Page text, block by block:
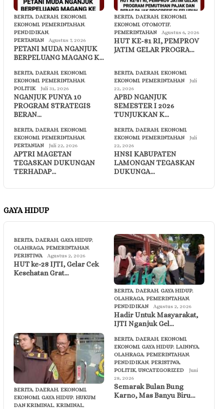
BERITA, DAERAH, EKONOMI,
EKONOMI, PEMERINTAHAN,
PENDIDIKAN,
PERTANIAN
Agustus 7, 2026
PETANI MUDA NGANJUK
BERPELUANG MAGANG K…
BERITA, DAERAH, EKONOMI,
EKONOMI, OTOMOTIF,
PEMERINTAHAN
Agustus 6, 2026
HUT KE-81 RI, PEMPROV
JATIM GELAR PROGRA…
BERITA, DAERAH, EKONOMI,
EKONOMI, PEMERINTAHAN,
POLITIK
Juli 31, 2026
NGANJUK PUNYA 10
PROGRAM STRATEGIS
BERAN…
BERITA, DAERAH, EKONOMI,
EKONOMI, PEMERINTAHAN
Juli
22, 2026
APBD NGANJUK
SEMESTER I 2026
TUNJUKKAN K…
BERITA, DAERAH, EKONOMI,
EKONOMI, PEMERINTAHAN,
PERTANIAN
Juli 22, 2026
APTRI MAGETAN
TEGASKAN DUKUNGAN
TERHADAP…
BERITA, DAERAH, EKONOMI,
EKONOMI, PEMERINTAHAN
Juli
22, 2026
HNSI KABUPATEN
LAMONGAN TEGASKAN
DUKUNGA…
GAYA HIDUP
BERITA, DAERAH, GAYA HIDUP,
OLAHRAGA, PEMERINTAHAN,
PERISTIWA
Agustus 2, 2026
HUT ke-28 IJTI, Gelar Cek
Kesehatan Grat…
BERITA, DAERAH, GAYA HIDUP,
OLAHRAGA, PEMERINTAHAN,
PENDIDIKAN
Agustus 2, 2026
Hadir Untuk Masyarakat,
IJTI Nganjuk Gel…
BERITA, DAERAH, EKONOMI,
EKONOMI, GAYA HIDUP, HUKUM
DAN KRIMINAL, KRIMINAL,
BERITA, DAERAH, EKONOMI,
EKONOMI, GAYA HIDUP, LAINNYA,
OLAHRAGA, PEMERINTAHAN,
PENDIDIKAN, PERISTIWA,
POLITIK, UNCATEGORIZED
Juni
28, 2026
Semarak Bulan Bung
Karno, Mas Banyu Biru…